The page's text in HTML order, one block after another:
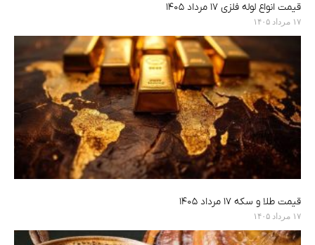
قیمت انواع لوله فلزی ۱۷ مرداد ۱۴۰۵
۱۷ مرداد ۱۴۰۵
قیمت طلا و سکه ۱۷ مرداد ۱۴۰۵
۱۷ مرداد ۱۴۰۵